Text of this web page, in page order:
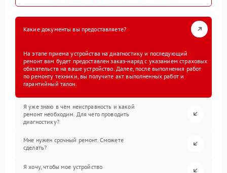
Какие документы вы предоставляете?
На этапе приема устройства на диагностику и последующий
ремонт вам будет предоставлен заказ-наряд с указанием страховых
обязательств на ваше устройство. Далее, после выполнения работ
по ремонту техники, вы получите акт выполненных работ и
гарантийный талон.
Я уже знаю в чем неисправность и какой
ремонт необходим. Для чего проводить
диагностику?
Мне нужен срочный ремонт. Сможете
сделать?
Я хочу, чтобы мое устройство